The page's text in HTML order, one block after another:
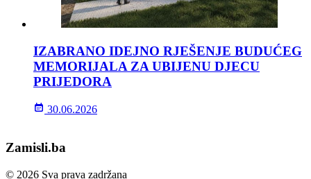
IZABRANO IDEJNO RJEŠENJE BUDUĆEG
MEMORIJALA ZA UBIJENU DJECU
PRIJEDORA
30.06.2026
Zamisli.ba
© 2026 Sva prava zadržana